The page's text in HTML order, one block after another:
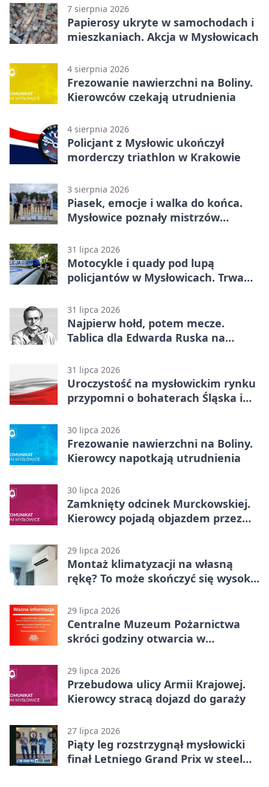
7 sierpnia 2026
Papierosy ukryte w samochodach i
mieszkaniach. Akcja w Mysłowicach
4 sierpnia 2026
Frezowanie nawierzchni na Boliny.
Kierowców czekają utrudnienia
4 sierpnia 2026
Policjant z Mysłowic ukończył
morderczy triathlon w Krakowie
3 sierpnia 2026
Piasek, emocje i walka do końca.
Mysłowice poznały mistrzów
31 lipca 2026
Motocykle i quady pod lupą
policjantów w Mysłowicach. Trwa
31 lipca 2026
Najpierw hołd, potem mecze.
Tablica dla Edwarda Ruska na
31 lipca 2026
Uroczystość na mysłowickim rynku
przypomni o bohaterach Śląska i
30 lipca 2026
Frezowanie nawierzchni na Boliny.
Kierowcy napotkają utrudnienia
30 lipca 2026
Zamknięty odcinek Murckowskiej.
Kierowcy pojadą objazdem przez
29 lipca 2026
Montaż klimatyzacji na własną
rękę? To może skończyć się wysoką
29 lipca 2026
Centralne Muzeum Pożarnictwa
skróci godziny otwarcia w
29 lipca 2026
Przebudowa ulicy Armii Krajowej.
Kierowcy stracą dojazd do garaży
27 lipca 2026
Piąty leg rozstrzygnął mysłowicki
finał Letniego Grand Prix w steel